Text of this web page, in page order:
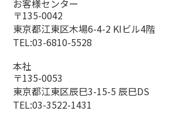
お客様センター
〒135-0042
東京都江東区木場6-4-2 KIビル4階
TEL:03-6810-5528
本社
〒135-0053
東京都江東区辰巳3-15-5 辰巳DS
TEL:03-3522-1431